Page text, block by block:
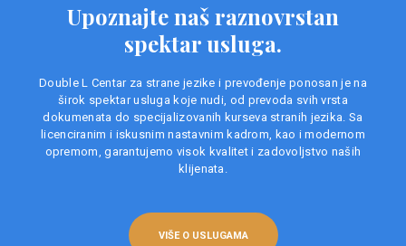
Upoznajte naš raznovrstan
spektar usluga.
Double L Centar za strane jezike i prevođenje ponosan je na
širok spektar usluga koje nudi, od prevoda svih vrsta
dokumenata do specijalizovanih kurseva stranih jezika. Sa
licenciranim i iskusnim nastavnim kadrom, kao i modernom
opremom, garantujemo visok kvalitet i zadovoljstvo naših
klijenata.
VIŠE O USLUGAMA